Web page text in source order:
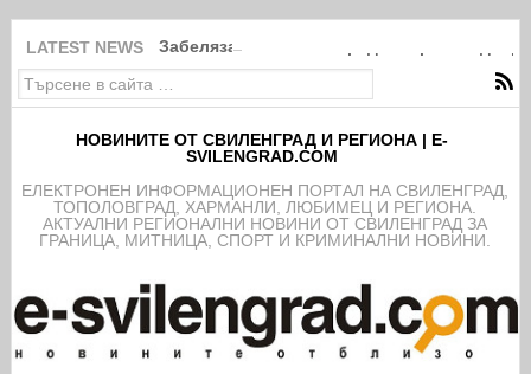
LATEST NEWS Забелязано в Свиленград: Покрити в
НОВИНИТЕ ОТ СВИЛЕНГРАД И РЕГИОНА | E-
SVILENGRAD.COM
EЛЕКТРОНЕН ИНФОРМАЦИОНЕН ПОРТАЛ НА СВИЛЕНГРАД,
ТОПОЛОВГРАД, ХАРМАНЛИ, ЛЮБИМЕЦ И РЕГИОНА.
АКТУАЛНИ РЕГИОНАЛНИ НОВИНИ ОТ СВИЛЕНГРАД ЗА
ГРАНИЦА, МИТНИЦА, СПОРТ И КРИМИНАЛНИ НОВИНИ.